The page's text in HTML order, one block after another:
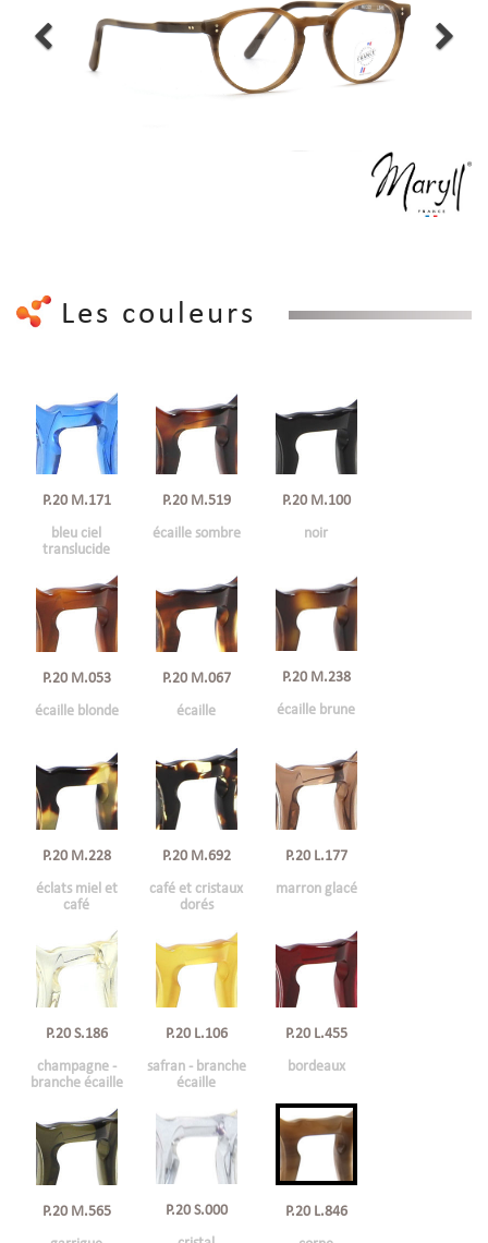
Les couleurs
P.20 M.171
bleu ciel
translucide
P.20 M.519
écaille sombre
P.20 M.100
noir
P.20 M.053
écaille blonde
P.20 M.067
écaille
P.20 M.238
écaille brune
P.20 M.228
éclats miel et
café
P.20 M.692
café et cristaux
dorés
P.20 L.177
marron glacé
P.20 S.186
champagne -
branche écaille
P.20 L.106
safran - branche
écaille
P.20 L.455
bordeaux
P.20 M.565
P.20 S.000
P.20 L.846